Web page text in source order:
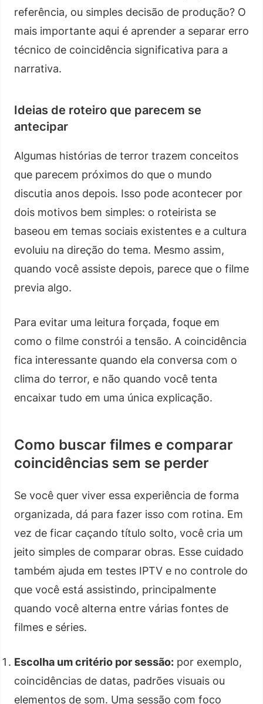
referência, ou simples decisão de produção? O
mais importante aqui é aprender a separar erro
técnico de coincidência significativa para a
narrativa.
Ideias de roteiro que parecem se
antecipar
Algumas histórias de terror trazem conceitos
que parecem próximos do que o mundo
discutia anos depois. Isso pode acontecer por
dois motivos bem simples: o roteirista se
baseou em temas sociais existentes e a cultura
evoluiu na direção do tema. Mesmo assim,
quando você assiste depois, parece que o filme
previa algo.
Para evitar uma leitura forçada, foque em
como o filme constrói a tensão. A coincidência
fica interessante quando ela conversa com o
clima do terror, e não quando você tenta
encaixar tudo em uma única explicação.
Como buscar filmes e comparar
coincidências sem se perder
Se você quer viver essa experiência de forma
organizada, dá para fazer isso com rotina. Em
vez de ficar caçando título solto, você cria um
jeito simples de comparar obras. Esse cuidado
também ajuda em testes IPTV e no controle do
que você está assistindo, principalmente
quando você alterna entre várias fontes de
filmes e séries.
Escolha um critério por sessão: por exemplo,
coincidências de datas, padrões visuais ou
elementos de som. Uma sessão com foco